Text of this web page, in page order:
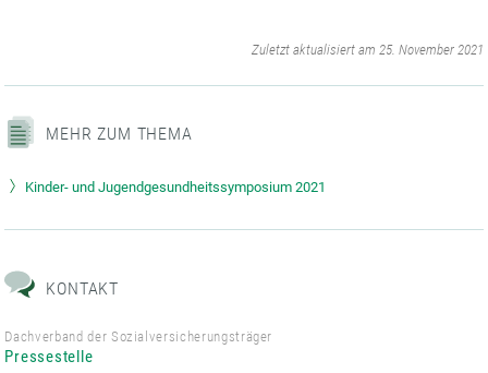
Zuletzt aktualisiert am 25. November 2021
MEHR ZUM THEMA
Kinder- und Jugendgesundheitssymposium 2021
KONTAKT
Dachverband der Sozialversicherungsträger
Pressestelle